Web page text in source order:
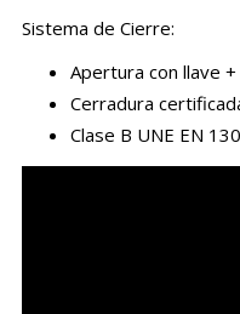
Sistema de Cierre:
Apertura con llave +
Cerradura
Clase B UNE EN